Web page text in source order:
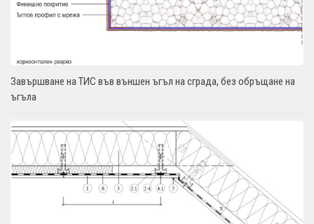
Завършване на ТИС във външен ъгъл на сграда, без обръщане на
ъгъла